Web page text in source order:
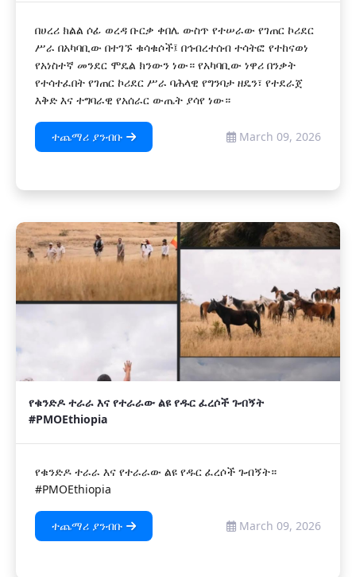
በሀረሪ ክልል ሶፊ ወረዳ ቡርቃ ቀበሌ ውስጥ የተሠራው የገጠር ኮሪደር
ሥራ በአካባቢው በተገኙ ቁሳቁሶች፤ በኅብረተሰብ ተሳትፎ የተከናወነ
የአነስተኛ መንደር ሞዴል ክንውን ነው። የአካባቢው ነዋሪ በንቃት
የተሳተፈበት የገጠር ኮሪደር ሥራ ባሕላዊ የግንባታ ዘዴን፣ የተደራጀ
እቅድ እና ተግባራዊ የአሰራር ውጤት ያሳየ ነው።
ተጨማሪ ያንብቡ March 09, 2026
የቁንድዶ ተራራ እና የተራራው ልዩ የዱር ፈረሶች ጉብኝት
#PMOEthiopia
የቁንድዶ ተራራ እና የተራራው ልዩ የዱር ፈረሶች ጉብኝት።
#PMOEthiopia
ተጨማሪ ያንብቡ March 09, 2026